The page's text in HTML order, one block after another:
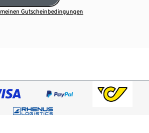
Gutscheinbedingungen